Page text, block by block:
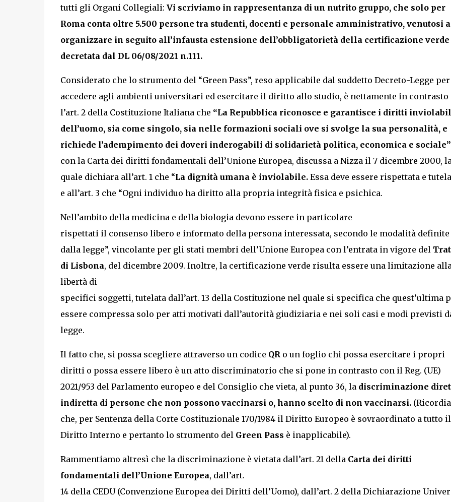
tutti gli Organi Collegiali: Vi scriviamo in rappresentanza di un nutrito gruppo, che solo per
Roma conta oltre 5.500 persone tra studenti, docenti e personale amministrativo, venutosi
organizzare in seguito all’infausta estensione dell’obbligatorietà della certificazione verde
decretata dal DL 06/08/2021 n.111.
Considerato che lo strumento del “Green Pass”, reso applicabile dal suddetto Decreto-Legge per
accedere agli ambienti universitari ed esercitare il diritto allo studio, è nettamente in contrasto
l’art. 2 della Costituzione Italiana che “La Repubblica riconosce e garantisce i diritti
dell’uomo, sia come singolo, sia nelle formazioni sociali ove si svolge la sua personalità, e
richiede l’adempimento dei doveri inderogabili di solidarietà politica, economica e sociale”
con la Carta dei diritti fondamentali dell’Unione Europea, discussa a Nizza il 7 dicembre 2000,
quale dichiara all’art. 1 che “La dignità umana è inviolabile.Essa deve essere rispettata e
e all’art. 3 che “Ogni individuo ha diritto alla propria integrità fisica e psichica.
Nell’ambito della medicina e della biologia devono essere in particolare
rispettati il consenso libero e informato della persona interessata, secondo le modalità definite
dalla legge”, vincolante per gli stati membri dell’Unione Europea con l’entrata in vigore del
di Lisbona, del dicembre 2009. Inoltre, la certificazione verde risulta essere una limitazione
libertà di
specifici soggetti, tutelata dall’art. 13 della Costituzione nel quale si specifica che quest’ultima
essere compressa solo per atti motivati dall’autorità giudiziaria e nei soli casi e modi previsti
legge.
Il fatto che, si possa scegliere attraverso un codice QR o un foglio chi possa esercitare i propri
diritti o possa essere libero è un atto discriminatorio che si pone in contrasto con il Reg. (UE)
2021/953 del Parlamento europeo e del Consiglio che vieta, al punto 36, la discriminazione
indiretta di persone che non possono vaccinarsi o, hanno scelto di non vaccinarsi.
che, per Sentenza della Corte Costituzionale 170/1984 il Diritto Europeo è sovraordinato a tutto il
Diritto Interno e pertanto lo strumento del Green Pass è inapplicabile).
Rammentiamo altresì che la discriminazione è vietata dall’art. 21 della Carta dei diritti
fondamentali dell’Unione Europea, dall’art.
14 della CEDU (Convenzione Europea dei Diritti dell’Uomo), dall’art. 2 della Dichiarazione